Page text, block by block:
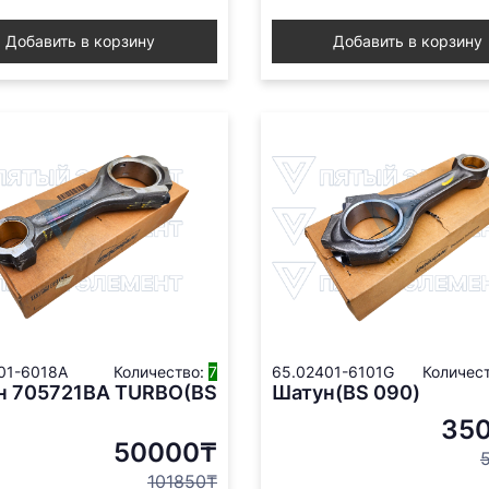
Добавить в корзину Добавить в корзину
6018A Количество: 7
705721BA TURBO(BS
50000₸
101850₸
65.02401-6101G
Шатун(BS 090)